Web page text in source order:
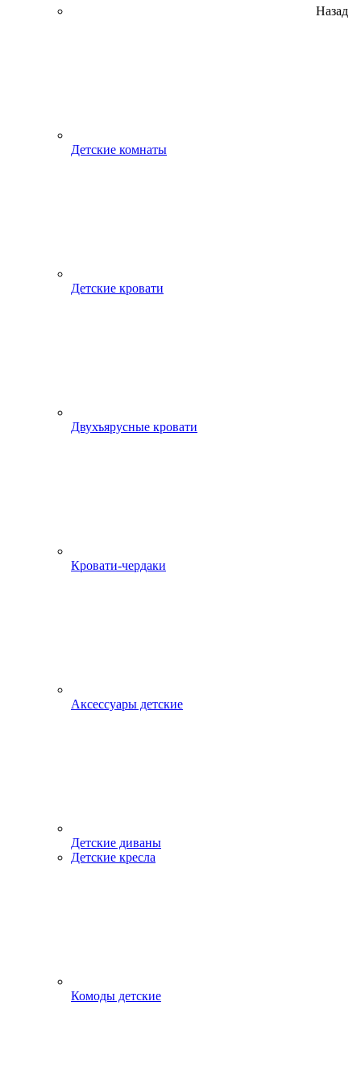
Назад
Детские комнаты
Детские кровати
Двухъярусные кровати
Кровати-чердаки
Аксессуары детские
Детские диваны
Детские кресла
Комоды детские